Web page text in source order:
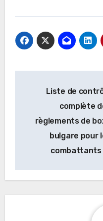
navigation
Liste de
complète
règlements de
bulgare pour
combattants